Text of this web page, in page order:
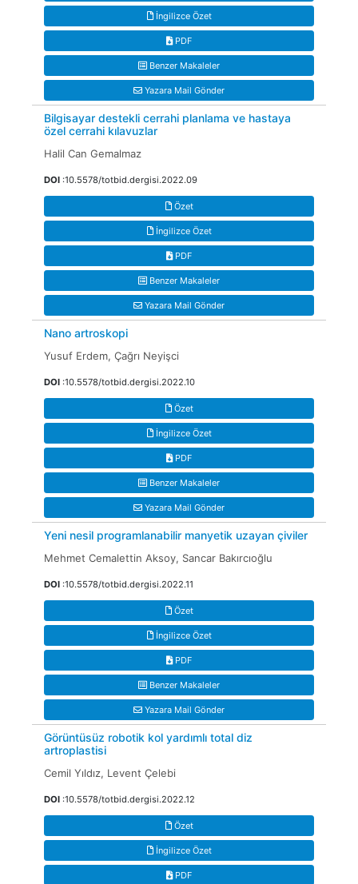
İngilizce Özet
PDF
Benzer Makaleler
Yazara Mail Gönder
Bilgisayar destekli cerrahi planlama ve hastaya
özel cerrahi kılavuzlar
Halil Can Gemalmaz
DOI :10.5578/totbid.dergisi.2022.09
Özet
İngilizce Özet
PDF
Benzer Makaleler
Yazara Mail Gönder
Nano artroskopi
Yusuf Erdem, Çağrı Neyişci
DOI :10.5578/totbid.dergisi.2022.10
Özet
İngilizce Özet
PDF
Benzer Makaleler
Yazara Mail Gönder
Yeni nesil programlanabilir manyetik uzayan çiviler
Mehmet Cemalettin Aksoy, Sancar Bakırcıoğlu
DOI :10.5578/totbid.dergisi.2022.11
Özet
İngilizce Özet
PDF
Benzer Makaleler
Yazara Mail Gönder
Görüntüsüz robotik kol yardımlı total diz
artroplastisi
Cemil Yıldız, Levent Çelebi
DOI :10.5578/totbid.dergisi.2022.12
Özet
İngilizce Özet
PDF